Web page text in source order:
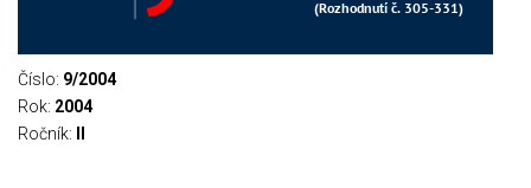
Číslo: 9/2004
Rok: 2004
Ročník: